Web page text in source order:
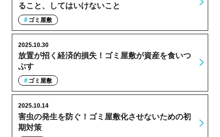
ること、してはいけないこと
ゴミ屋敷
放置が招く経済的損失！ゴミ屋敷が資産を食いつ
ぶす
2025.10.30
ゴミ屋敷
害虫の発生を防ぐ！ゴミ屋敷化させないための初
期対策
2025.10.14